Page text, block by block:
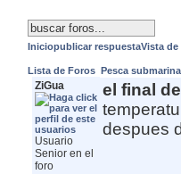
Iniciopublicar respuestaVista de
Lista de Foros Pesca
ZiGua
Usuario
Senior en el
foro
el final
despues